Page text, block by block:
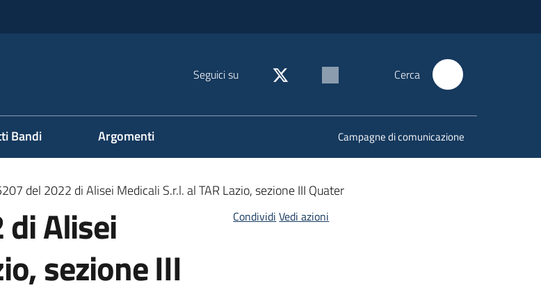
Seguici su Cerca
Bandi Argomenti Campagne di comunicazione
del 2022 di Alisei Medicali S.r.l. al TAR Lazio, sezione III Quater
Alisei
sezione III
Condividi Vedi azioni